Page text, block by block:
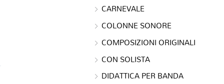
CARNEVALE
COLONNE SONORE
COMPOSIZIONI ORIGINALI
CON SOLISTA
DIDATTICA PER BANDA